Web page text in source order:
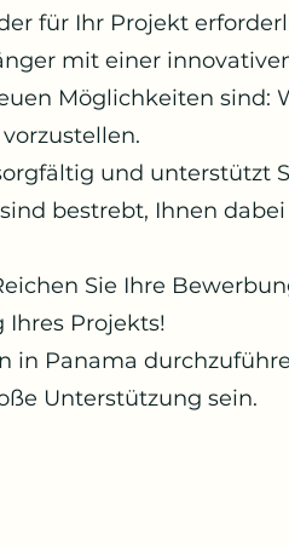
für Ihr Projekt
mit einer
Möglichkeiten sind:
und unterstützt
bestrebt, Ihnen
Sie Ihre
Ihres Projekts!
in Panama
Unterstützung sein.